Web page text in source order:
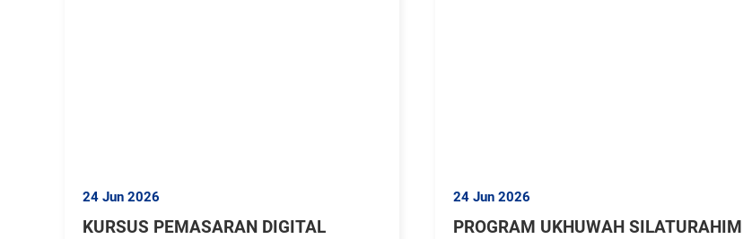
24 Jun 2026
KURSUS PEMASARAN DIGITAL
24 Jun 2026
PROGRAM UKHUWAH SILATURAHIM